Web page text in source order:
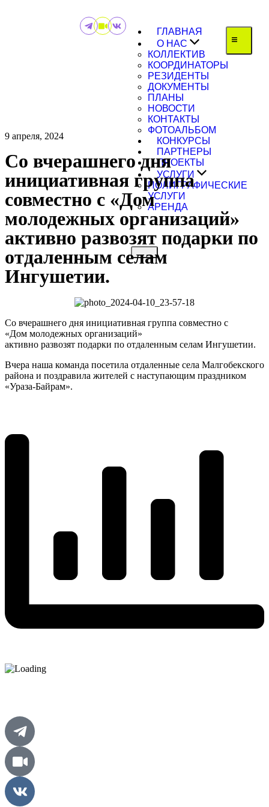
ГЛАВНАЯ
О НАС
КОЛЛЕКТИВ
КООРДИНАТОРЫ
РЕЗИДЕНТЫ
ДОКУМЕНТЫ
ПЛАНЫ
НОВОСТИ
КОНТАКТЫ
ФОТОАЛЬБОМ
КОНКУРСЫ
ПАРТНЕРЫ
ПРОЕКТЫ
УСЛУГИ
ПОЛИГРАФИЧЕСКИЕ
УСЛУГИ
АРЕНДА
9 апреля, 2024
Со вчерашнего дня
инициативная группа
совместно с «Дом
молодежных организаций»
активно развозят подарки по
отдаленным селам
Ингушетии.
Со вчерашнего дня инициативная группа совместно с
«Дом молодежных организаций»
активно развозят подарки по отдаленным селам Ингушетии.
Вчера наша команда посетила отдаленные села Малгобекского
района и поздравила жителей с наступающим праздником
«Ураза-Байрам».